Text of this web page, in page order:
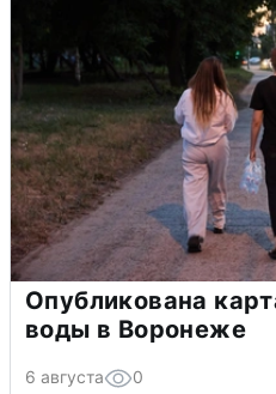
Опубликована
воды в Воронеже
6 августа 0